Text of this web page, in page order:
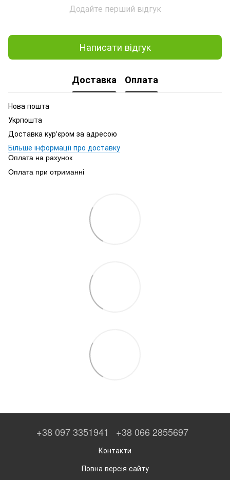
Додайте перший відгук
Написати відгук
Доставка Оплата
Нова пошта
Укрпошта
Доставка кур'єром за адресою
Більше інформації про доставку
Оплата на рахунок
Оплата при отриманні
+38 097 3351941 +38 066 2855697
Контакти
Повна версія сайту